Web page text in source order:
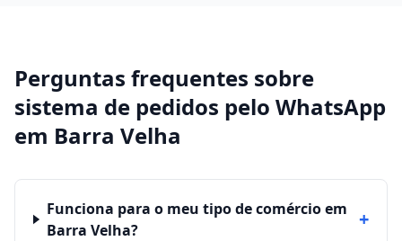
Perguntas frequentes sobre
sistema de pedidos pelo WhatsApp
em Barra Velha
Funciona para o meu tipo de comércio em
Barra Velha?
+